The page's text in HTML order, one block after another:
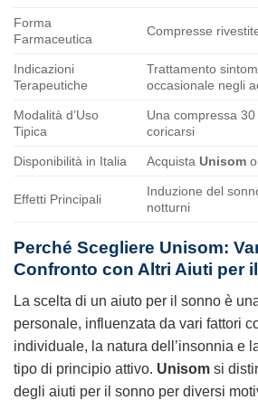
Forma
Farmaceutica
Compresse
Indicazioni
Terapeutiche
Trattamento
occasionale negli
Modalità d’Uso
Tipica
Una compressa
coricarsi
Disponibilità in Italia AcquistaUnisom
Effetti Principali
Induzione del
notturni
Perché Scegliere Unisom:
Confronto con Altri Aiuti per
La scelta di un aiuto per il sonno è
personale, influenzata da vari fattori
individuale, la natura dell’insonnia e
tipo di principio attivo. Unisom si
degli aiuti per il sonno per diversi